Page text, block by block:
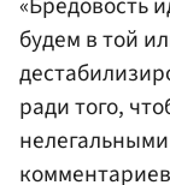
будем в той
ради того,